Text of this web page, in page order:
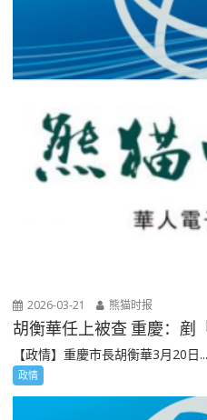
2026-03-21 熊猫时报
胡衡華任上被查 重慶：剷
【政情】重慶市長胡衡華3月20日...
政情